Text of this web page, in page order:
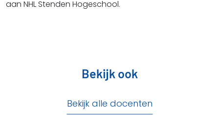
aan NHL Stenden Hogeschool.
Bekijk ook
Bekijk alle docenten